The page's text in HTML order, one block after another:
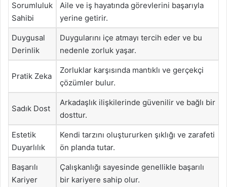
Sorumluluk
Sahibi
Aile ve iş hayatında görevlerini başarıyla
yerine getirir.
Duygusal
Derinlik
Duygularını içe atmayı tercih eder ve bu
nedenle zorluk yaşar.
Pratik Zeka
Zorluklar karşısında mantıklı ve gerçekçi
çözümler bulur.
Sadık Dost
Arkadaşlık ilişkilerinde güvenilir ve bağlı bir
dosttur.
Estetik
Duyarlılık
Kendi tarzını oluştururken şıklığı ve zarafeti
ön planda tutar.
Başarılı
Kariyer
Çalışkanlığı sayesinde genellikle başarılı
bir kariyere sahip olur.